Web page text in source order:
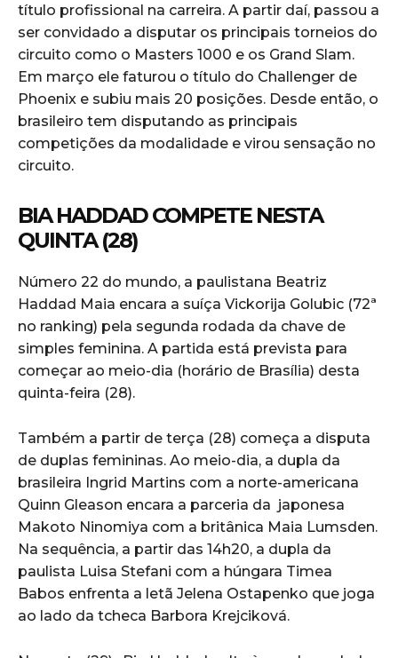
título profissional na carreira. A partir daí, passou a
ser convidado a disputar os principais torneios do
circuito como o Masters 1000 e os Grand Slam.
Em março ele faturou o título do Challenger de
Phoenix e subiu mais 20 posições. Desde então, o
brasileiro tem disputando as principais
competições da modalidade e virou sensação no
circuito.
BIA HADDAD COMPETE NESTA
QUINTA (28)
Número 22 do mundo, a paulistana Beatriz
Haddad Maia encara a suíça Vickorija Golubic (72ª
no ranking) pela segunda rodada da chave de
simples feminina. A partida está prevista para
começar ao meio-dia (horário de Brasília) desta
quinta-feira (28).
Também a partir de terça (28) começa a disputa
de duplas femininas. Ao meio-dia, a dupla da
brasileira Ingrid Martins com a norte-americana
Quinn Gleason encara a parceria da japonesa
Makoto Ninomiya com a britânica Maia Lumsden.
Na sequência, a partir das 14h20, a dupla da
paulista Luisa Stefani com a húngara Timea
Babos enfrenta a letã Jelena Ostapenko que joga
ao lado da tcheca Barbora Krejciková.